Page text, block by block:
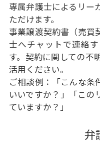
専属弁護士によるリー
ただけます。
事業譲渡契約書（売買
士へチャットで連絡
す。契約に関しての不
活用ください。
ご相談例：「こんな条
いいですか？」「この
ていますか？」
弁